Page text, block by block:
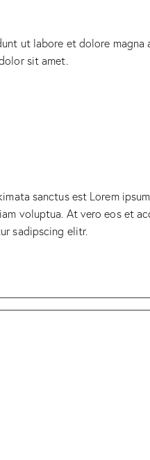
ut labore et dolore
sit amet.
sanctus est Lorem
voluptua. At vero eos et
sadipscing elitr.